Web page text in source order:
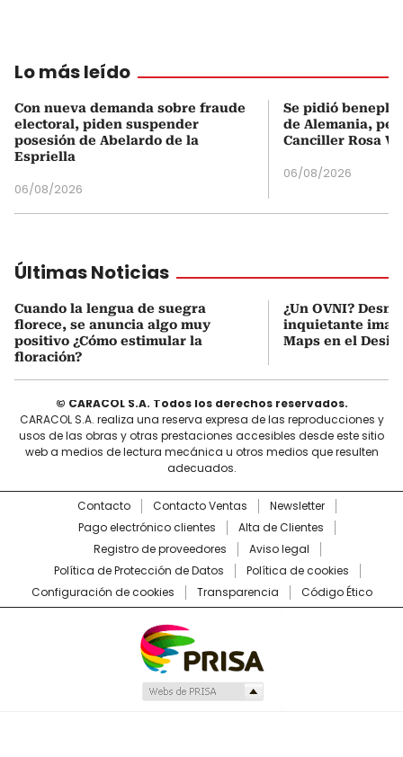
Lo más leído
Con nueva demanda sobre fraude
electoral, piden suspender
posesión de Abelardo de la
Espriella
06/08/2026
Se pidió
de Alemania,
Canciller Rosa
06/08/2026
Últimas Noticias
Cuando la lengua de suegra
florece, se anuncia algo muy
positivo ¿Cómo estimular la
floración?
¿Un OVNI?
inquietante
Maps en el
© CARACOL S.A. Todos los derechos reservados.
CARACOL S.A. realiza una reserva expresa de las reproducciones y
usos de las obras y otras prestaciones accesibles desde este sitio
web a medios de lectura mecánica u otros medios que resulten
adecuados.
Contacto Contacto Ventas
Newsletter
Pago electrónico clientes
Alta de Clientes
Registro de proveedores
Aviso legal
Política de Protección de Datos
Política de cookies
Configuración de cookies
Transparencia Código Ético